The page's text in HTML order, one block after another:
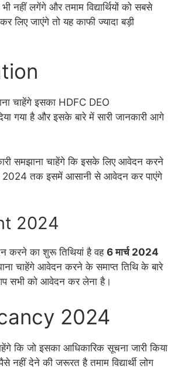
लगेंगे और तमाम विद्यार्थियों को सबसे
लिए जाएंगे तो यह काफी ज्यादा बड़ी
चाहेंगे इसका HDFC DEO
गया है और इसके बारे में सारी जानकारी आगे
समझाना चाहेंगे कि इसके लिए आवेदन करने
2024 तक इसमें आसानी से आवेदन कर पाएंगे
2024
करने का शुरू तिथियां है वह 6 मार्च 2024
चाहेंगे आवेदन करने के समाप्त तिथि के बारे
सभी को आवेदन कर लेना है।
2024
कि जो इसका आधिकारिक सूचना जारी किया
देने की जरूरत है तमाम विद्यार्थी लोग